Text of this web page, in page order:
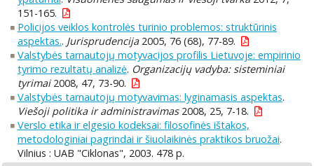
151-165.
Policijos veiklos kontrolės turinio problemos: struktūrinis
aspektas.. Jurisprudencija2005, 76 (68), 77-89.
Valstybės tarnautojų motyvacijos profilis Lietuvoje: empirinio
tyrimo rezultatų analizė. Organizacijų vadyba: sisteminiai
tyrimai2008, 47, 73-90.
Valstybės tarnautojų motyvavimas: lyginamasis aspektas.
Viešoji politika ir administravimas2008, 25, 7-18.
Verslo etika ir elgesio kodeksai: filosofinės ištakos,
metodologiniai pagrindai ir šiuolaikinės praktikos bruožai.
Vilnius : UAB "Ciklonas", 2003. 478 p.